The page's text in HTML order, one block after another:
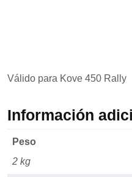
Válido para Kove 450 Rally
Información
Peso
2 kg